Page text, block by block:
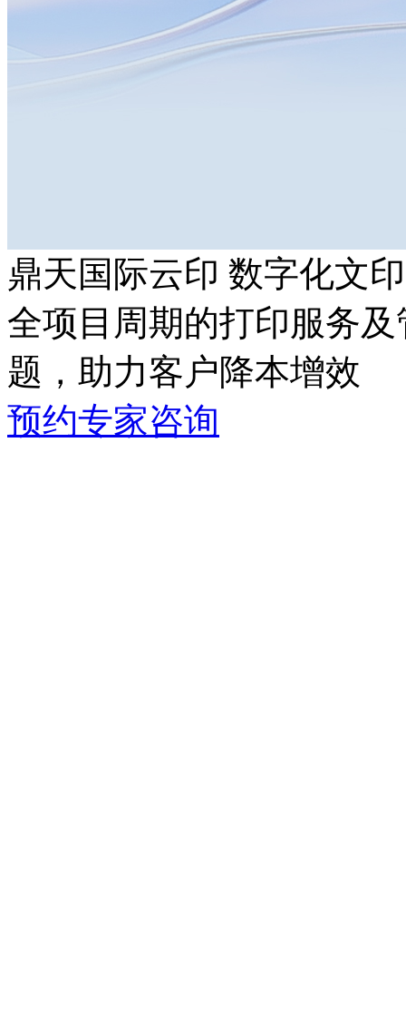
鼎天国际云印 数字化文
全项目周期的打印服务及
题，助力客户降本增效
预约专家咨询